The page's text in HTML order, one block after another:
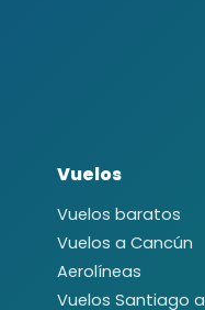
Vuelos
Vuelos baratos
Vuelos a Cancún
Aerolíneas
Vuelos Santiago a